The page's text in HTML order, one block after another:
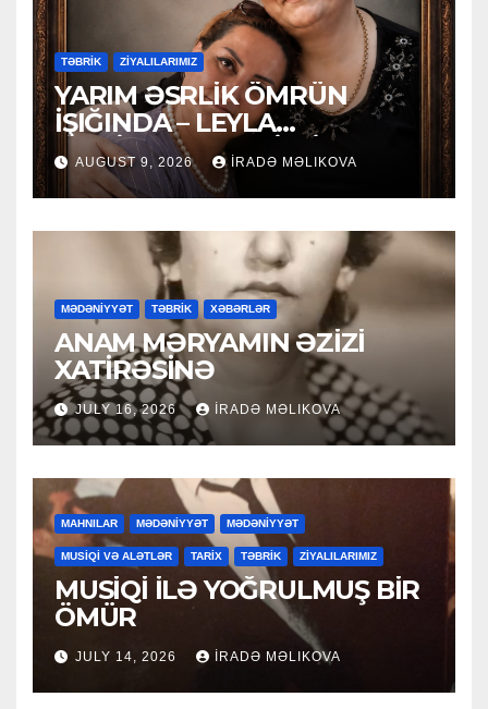
TƏBRİK ZİYALILARIMIZ
YARIM ƏSRLİK ÖMRÜN
İŞIĞINDA – LEYLA
MƏCİDOVAYA 50 İLLİK
YUBİLEY TƏBRİKİ
AUGUST 9, 2026 İRADƏ MƏLIKOVA
MƏDƏNİYYƏT TƏBRİK XƏBƏRLƏR
ANAM MƏRYAMIN ƏZİZİ
XATİRƏSİNƏ
JULY 16, 2026 İRADƏ MƏLIKOVA
MAHNILAR MƏDƏNİYYƏT MƏDƏNİYYƏT
MUSİQİ VƏ ALƏTLƏR TARİX TƏBRİK ZİYALILARIMIZ
MUSİQİ İLƏ YOĞRULMUŞ BİR
ÖMÜR
JULY 14, 2026 İRADƏ MƏLIKOVA